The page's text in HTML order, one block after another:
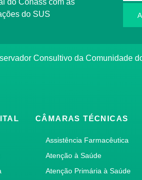
do SUS
Consultivo da Comunidade
CÂMARAS TÉCNICAS
Assistência Farmacêutica
Atenção à Saúde
Atenção Primária à Saúde